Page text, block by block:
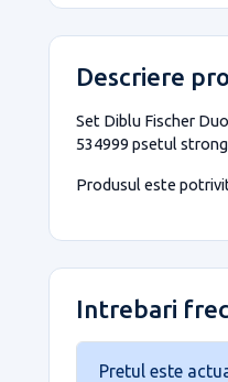
Descriere
Set Diblu Fischer
534999 psetul
Produsul este
Intrebari
Pretul este